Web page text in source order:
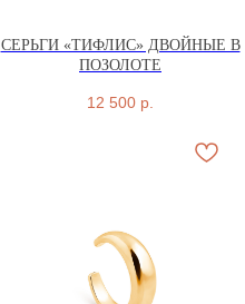
СЕРЬГИ «ТИФЛИС» ДВОЙНЫЕ В
ПОЗОЛОТЕ
12 500 р.